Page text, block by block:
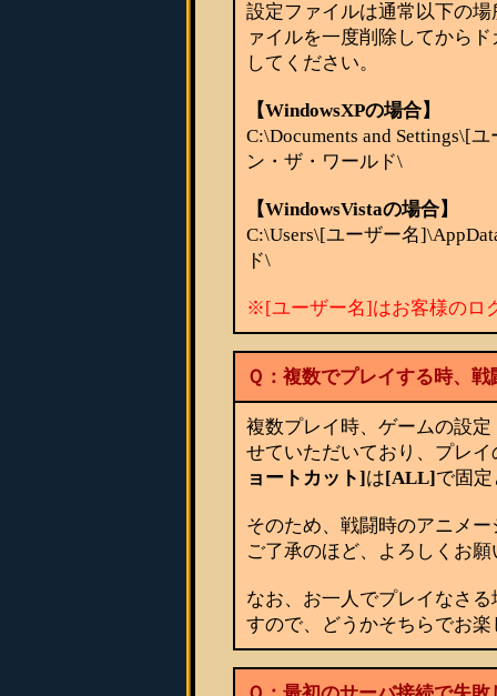
設定ファイルは通常以下の
ァイルを一度削除してから
してください。
【WindowsXPの場合】
C:\Documents and Settings\[
ン・ザ・ワールド\
【WindowsVistaの場合】
C:\Users\[ユーザー名
ド\
※[ユーザー名]はお客様のロ
Ｑ：複数でプレイする時、
複数プレイ時、ゲームの設定
せていただいており、プレ
ョートカット]は[ALL]で固
そのため、戦闘時のアニメ
ご了承のほど、よろしくお
なお、お一人でプレイなさ
すので、どうかそちらでお